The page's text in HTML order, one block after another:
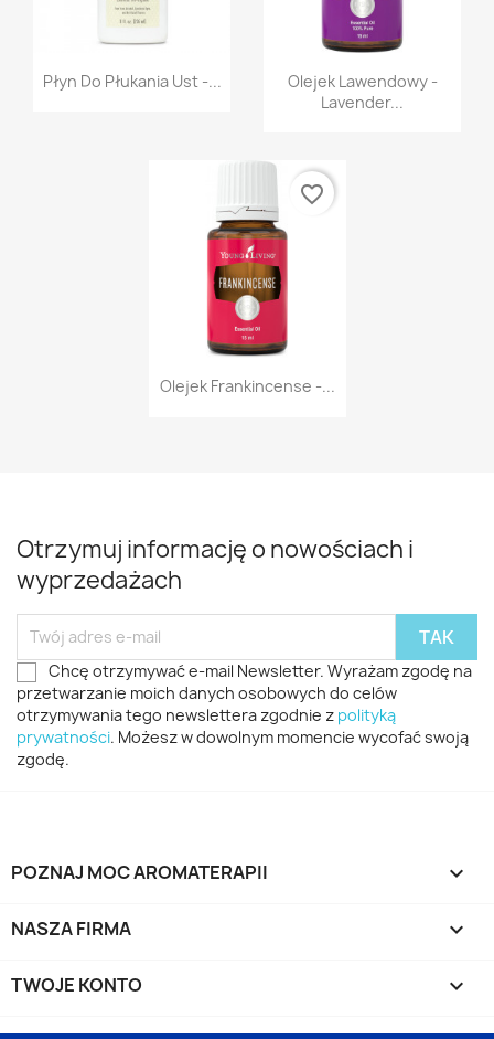
 Szybki podgląd
Płyn Do Płukania Ust -... Szybki podgląd
Olejek Lawendowy -
Lavender...
Szybki podgląd
Olejek Frankincense -...
favorite_border
Otrzymuj informację o nowościach i
wyprzedażach
Chcę otrzymywać e-mail Newsletter. Wyrażam zgodę na
przetwarzanie moich danych osobowych do celów
otrzymywania tego newslettera zgodnie z polityką
prywatności. Możesz w dowolnym momencie wycofać swoją
zgodę.
POZNAJ MOC AROMATERAPII 
NASZA FIRMA 
TWOJE KONTO 